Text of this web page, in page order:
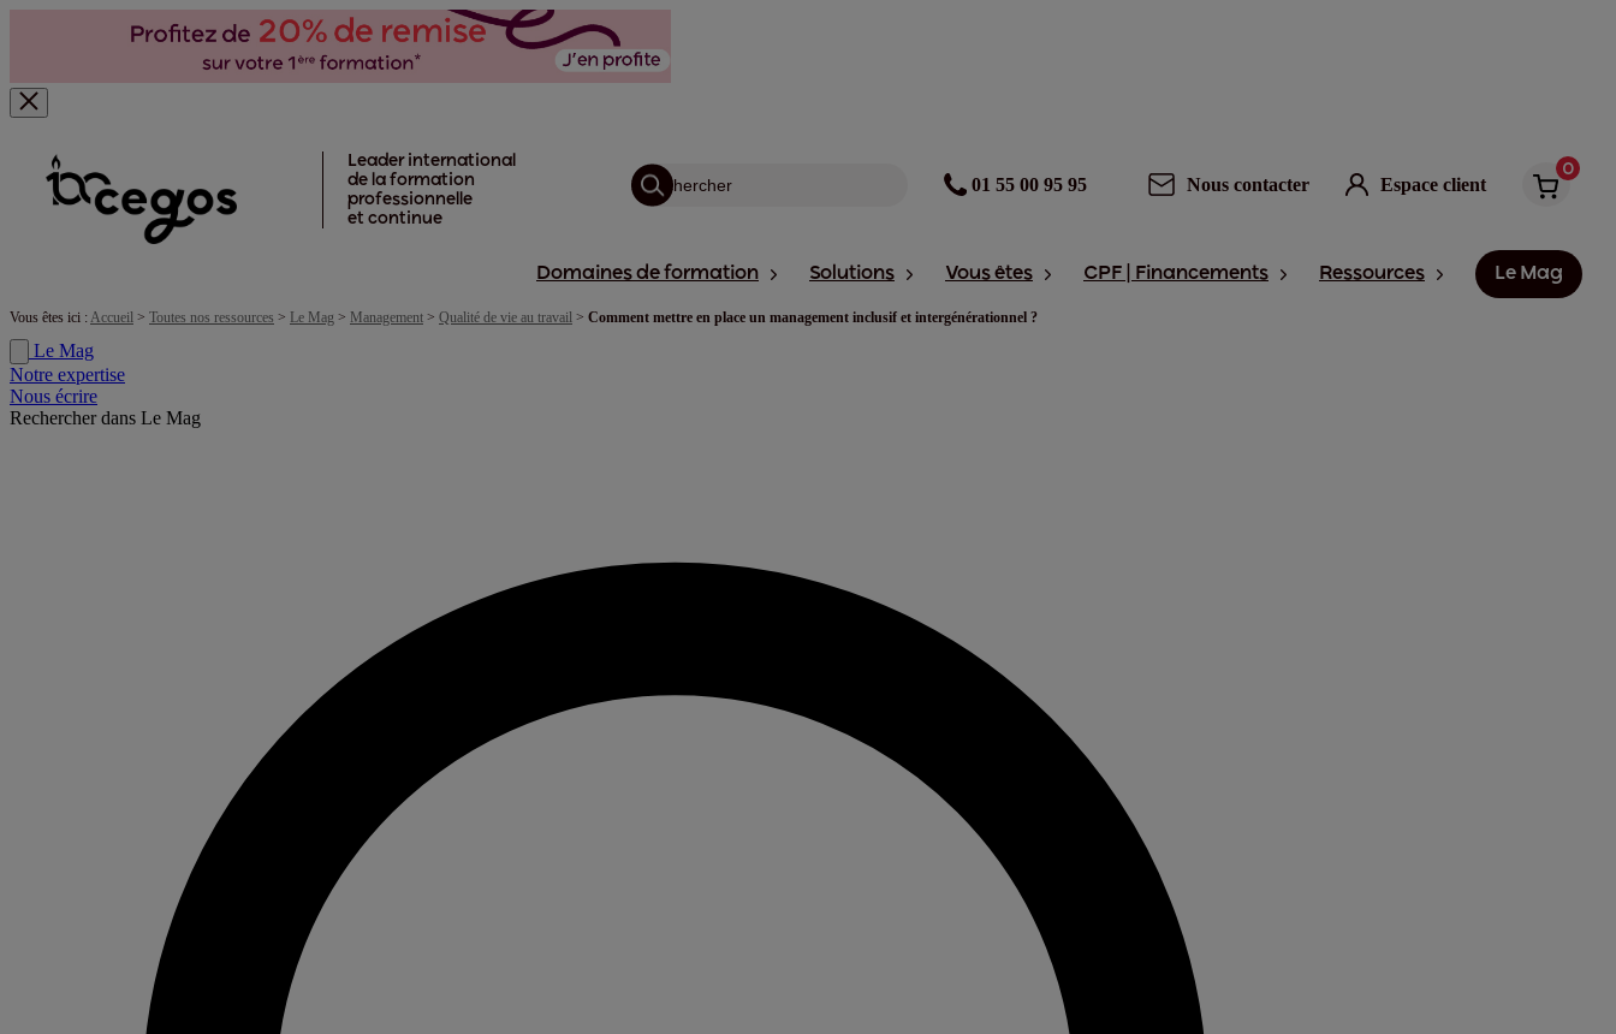
Leader international
de la formation
professionnelle
et continue
01 55 00 95 95 Nous contacter Espace client
0
Domaines de formation Solutions Vous êtes CPF | Financements Ressources Le Mag
Vous êtes ici :Accueil > Toutes nos ressources > Le Mag > Management > Qualité de vie au travail > Comment mettre en place un management inclusif et intergénérationnel ?
Le Mag
Notre expertise
Nous écrire
Rechercher dans Le Mag